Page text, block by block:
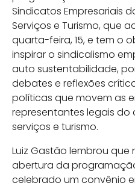
Sindicatos Empresariais
Serviços e Turismo, que
quarta-feira, 15, e tem o
inspirar o sindicalismo
auto sustentabilidade,
debates e reflexões
políticas que movem as
representantes legais do
serviços e turismo.
Luiz Gastão lembrou que
abertura da
celebrado um convênio